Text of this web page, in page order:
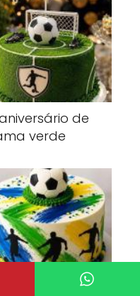
de
verde
do Mundo